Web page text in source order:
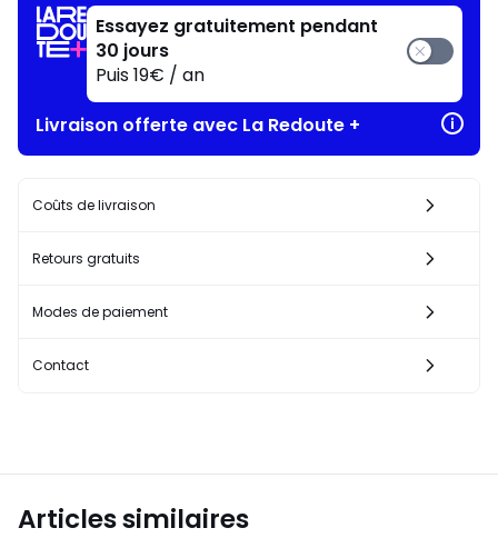
Essayez gratuitement pendant
30 jours
Puis 19€ / an
Livraison offerte avec La Redoute +
Coûts de livraison
Retours gratuits
Modes de paiement
Contact
Articles similaires